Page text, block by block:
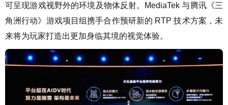
可呈现游戏视野外的环境及物体反射。MediaTek 与腾讯《三
角洲行动》游戏项目组携手合作预研新的 RTP 技术方案，未
来将为玩家打造出更加身临其境的视觉体验。